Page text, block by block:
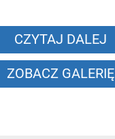
CZYTAJ DALEJ
ZOBACZ GALERIĘ